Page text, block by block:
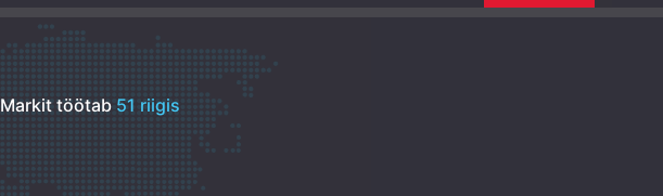
Markit töötab 51 riigis